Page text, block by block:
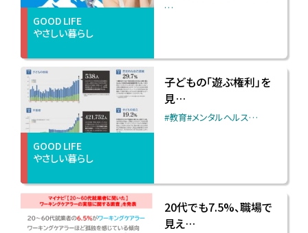
GOOD LIFE
やさしい暮らし
…
GOOD LIFE
やさしい暮らし
子どもの「遊ぶ権利」を
見…
#教育#メンタルヘルス…
20代でも7.5%、職場で
見え…